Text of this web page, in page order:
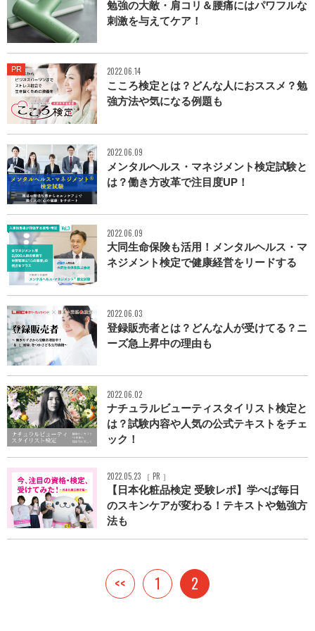
勉強の大敵・肩コリ＆腰痛にはパワフルな
刺激を与えてケア！
PR 2022.06.14
こころ検定とは？どんな人におススメ？勉
強方法や気になる例題も
2022.06.09
メンタルヘルス・マネジメント検定試験と
は？働き方改革で注目度UP！
2022.06.09
大同生命保険も活用！メンタルヘルス・マ
ネジメント検定で健康経営をリードする
2022.06.03
登録販売者とは？どんな人が受けてる？ニ
ーズ急上昇中の理由も
2022.06.02
ナチュラルビューティスタイリスト検定と
は？試験内容や人気の公式テキストをチェ
ック！
2022.05.23 ［ PR ］
【日本化粧品検定 受験レポ】学べば毎日
のスキンケアが変わる！テキストや勉強方
法も
<< 1 2